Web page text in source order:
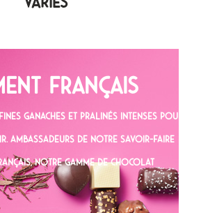
alphabet
personnaliserpour des dédicaces à ses